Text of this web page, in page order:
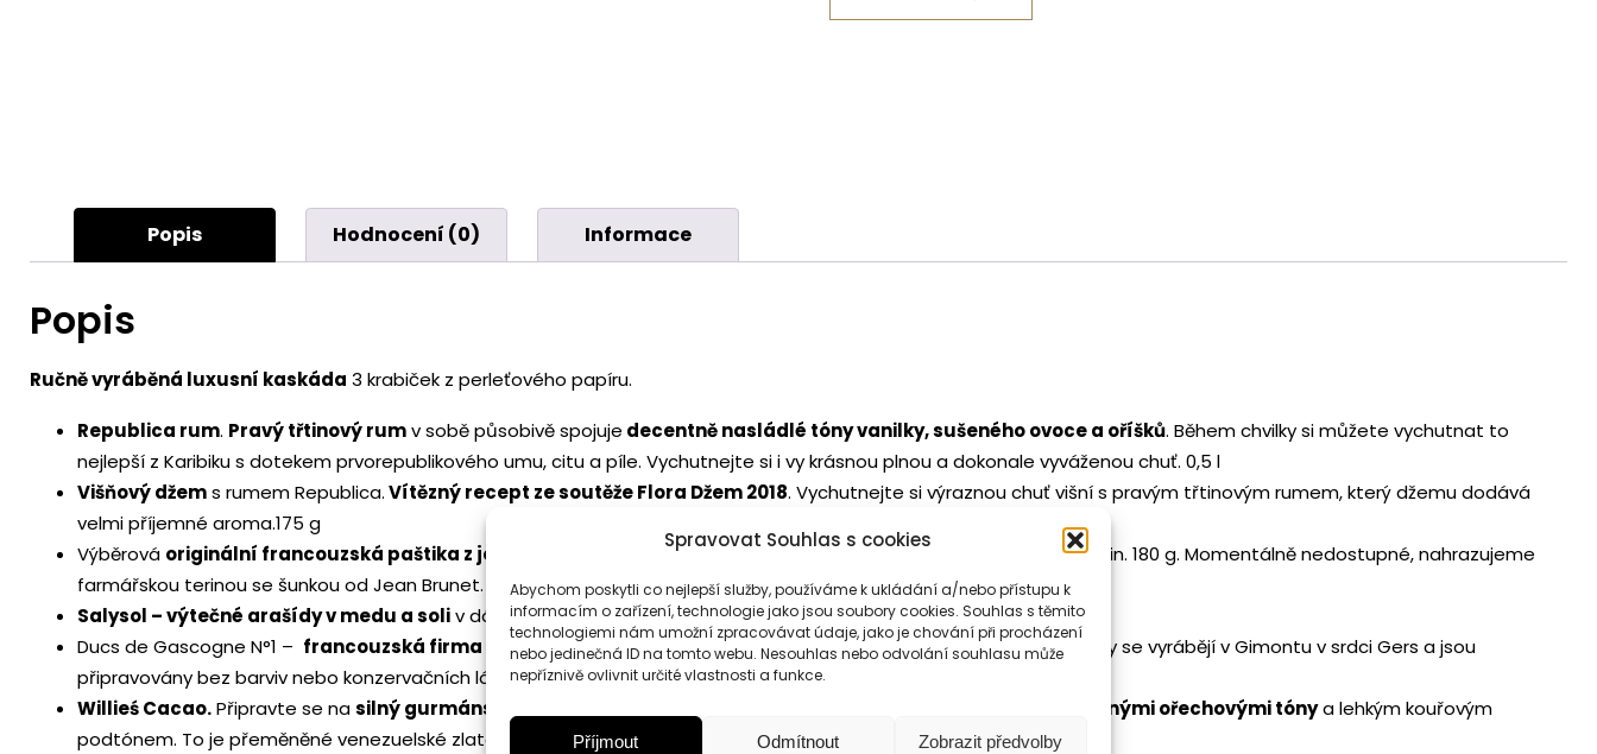
Spravovat Souhlas s cookies
Abychom poskytli co nejlepší služby, používáme k ukládání a/nebo přístupu k
informacím o zařízení, technologie jako jsou soubory cookies. Souhlas s těmito
technologiemi nám umožní zpracovávat údaje, jako je chování při procházení
nebo jedinečná ID na tomto webu. Nesouhlas nebo odvolání souhlasu může
nepříznivě ovlivnit určité vlastnosti a funkce.
Příjmout Odmítnout Zobrazit předvolby
Popis Hodnocení (0) Informace
Popis
Ručně vyráběná luxusní kaskáda 3 krabiček z perleťového papíru.
Republica rum. Pravý třtinový rumv sobě působivě spojuje decentně nasládlé tóny vanilky, sušeného ovoce a oříšků. Během chvilky si můžete vychutnat to
nejlepší z Karibiku s dotekem prvorepublikového umu, citu a píle. Vychutnejte si i vy krásnou plnou a dokonale vyváženou chuť. 0,5 l
Višňový džems rumem Republica.Vítězný recept ze soutěže Flora Džem 2018. Vychutnejte si výraznou chuť višní s pravým třtinovým rumem, který džemu dodává
velmi příjemné aroma.175 g
Výběrová originální francouzská paštika z jeleního masa
s kapkou luxusního Armaňaku vyrobená v oblasti Limousin. 180 g. Momentálně nedostupné, nahrazujeme
farmářskou terinou se šunkou od Jean Brunet. 180 g
Salysol – výtečné arašídy v medu a soliv dárkovém plechovém boxu. 50 g
Ducs de Gascogne N°1 – francouzská firma Ducs de Gascognevytváří recepty na teriny již od roku 1953 a všechny se vyrábějí v Gimontu v srdci Gers a jsou
připravovány bez barviv nebo konzervačních látek. 65 g
Willieś Cacao.Připravte se nasilný gurmánský zážitek čokoláda Willies s výraznými ořechovými tónya lehkým kouřovým
podtónem. To je přeměněné venezuelské zlato Trinitario do jedinečné čokoládové tabulky. 50 g